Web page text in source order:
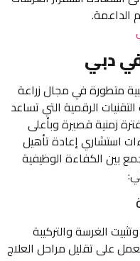
الداعمة.
في دبي
متطورة في مجال زراعة
الرقمية التي تساعد
زمنية قصيرة وبأعلى
استشاري إعادة تأهيل
بين الكفاءة الوظيفية
الغرسة والتركيبة
على تقليل مراحل العلاج